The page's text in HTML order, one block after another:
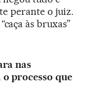
perante o juiz.
às bruxas”
nas
o processo que